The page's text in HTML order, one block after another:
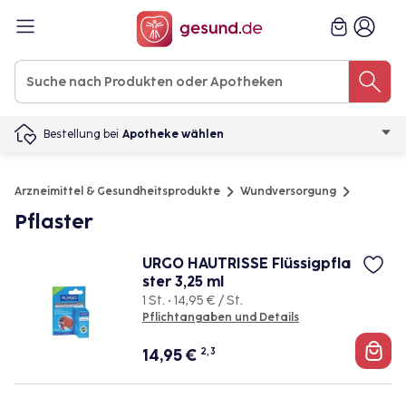
Bestellung bei Apotheke wählen
Arzneimittel & Gesundheitsprodukte Wundversorgung
Pflaster
URGO HAUTRISSE Flüssigpfla
ster 3,25 ml
1 St. • 14,95 € / St.
Pflichtangaben und Details
14,95€ 2, 3